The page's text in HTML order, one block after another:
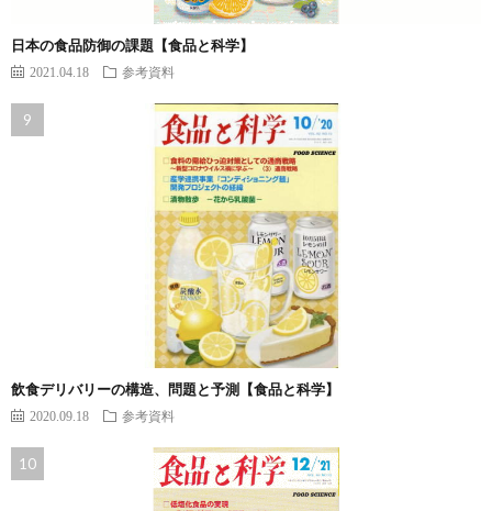
日本の食品防御の課題【食品と科学】
2021.04.18 参考資料
飲食デリバリーの構造、問題と予測【食品と科学】
2020.09.18 参考資料